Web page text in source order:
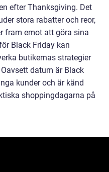
efter Thanksgiving. Det
stora rabatter och reor,
fram emot att göra sina
Black Friday kan
butikernas strategier
datum är Black
kunder och är känd
shoppingdagarna på